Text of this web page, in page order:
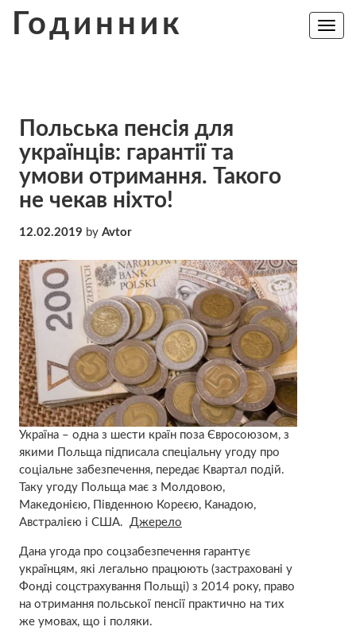
Годинник
Toggle
Польська пенсія для
українців: гарантії та
умови отримання. Такого
не чекав ніхто!
12.02.2019 by Avtor
Україна – одна з шести країн поза Євросоюзом, з
якими Польща підписала спеціальну угоду про
соціальне забезпечення, передає Квартал подій.
Таку угоду Польща має з Молдовою,
Македонією, Південною Кореєю, Канадою,
Австралією і США. Джерело
Дана угода про соцзабезпечення гарантує
українцям, які легально працюють (застраховані у
Фонді соцстрахування Польщі) з 2014 року, право
на отримання польської пенсії практично на тих
же умовах, що і поляки.